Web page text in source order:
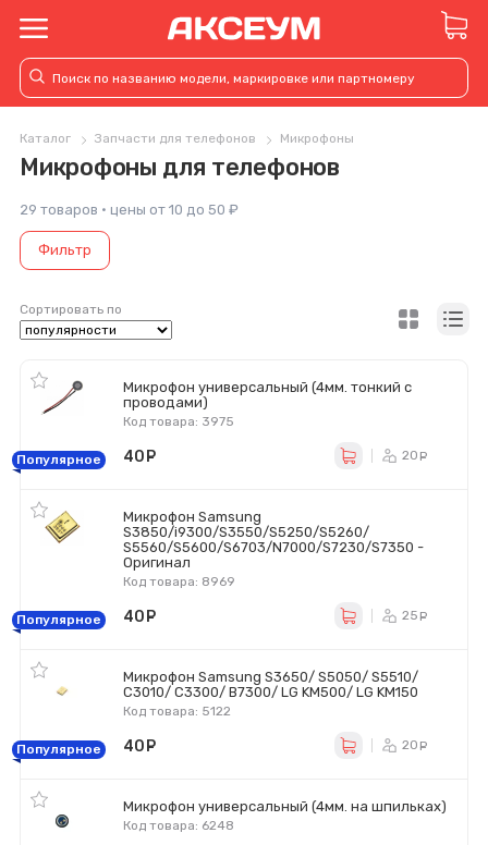
Каталог Запчасти для телефонов Микрофоны
Микрофоны для телефонов
29 товаров · цены от 10 до 50 ₽
Фильтр
Сортировать по
Микрофон универсальный (4мм. тонкий с
проводами)
Код товара: 3975
Популярное 40 20
Микрофон Samsung
S3850/i9300/S3550/S5250/S5260/
S5560/S5600/S6703/N7000/S7230/S7350 -
Оригинал
Код товара: 8969
Популярное 40 25
Микрофон Samsung S3650/ S5050/ S5510/
C3010/ C3300/ B7300/ LG KM500/ LG KM150
Код товара: 5122
Популярное 40 20
Микрофон универсальный (4мм. на шпильках)
Код товара: 6248